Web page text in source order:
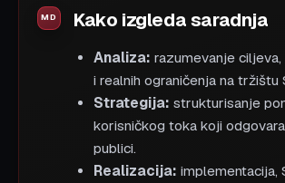
Kako izgleda saradnja
Analiza: razumevanje
i realnih ograničenja na tržištu
Strategija: strukturisanje
korisničkog toka koji
publici.
Realizacija: implementacija,